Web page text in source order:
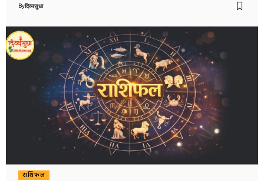
Byदिव्यसुधा
राशिफल